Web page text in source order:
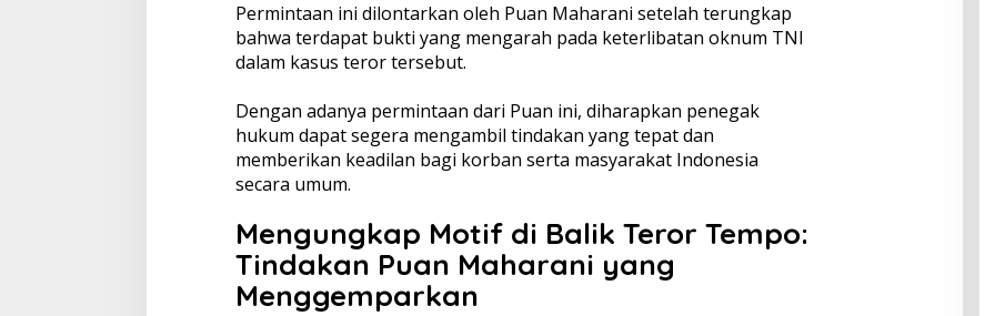
Permintaan ini dilontarkan oleh Puan Maharani setelah terungkap
bahwa terdapat bukti yang mengarah pada keterlibatan oknum TNI
dalam kasus teror tersebut.
Dengan adanya permintaan dari Puan ini, diharapkan penegak
hukum dapat segera mengambil tindakan yang tepat dan
memberikan keadilan bagi korban serta masyarakat Indonesia
secara umum.
Mengungkap Motif di Balik Teror Tempo:
Tindakan Puan Maharani yang
Menggemparkan